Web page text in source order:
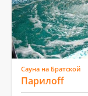
Сауна на Братской
Парилоff